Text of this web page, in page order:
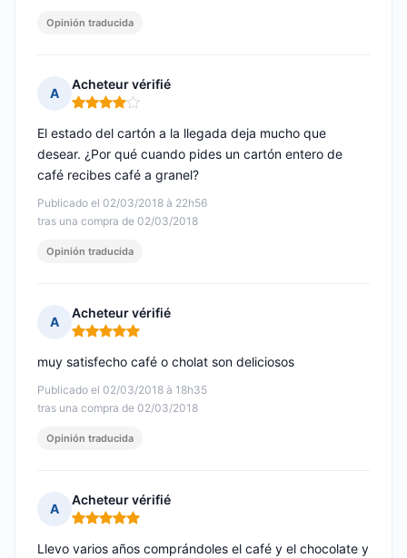
Opinión traducida
A
Acheteur vérifié
Nota: 4 de 5
Publicado el 02/03/2018 à 22h56
tras una compra de 02/03/2018
El estado del cartón a la llegada deja mucho que
desear. ¿Por qué cuando pides un cartón entero de
café recibes café a granel?
Opinión traducida
A
Acheteur vérifié
Nota: 5 de 5
Publicado el 02/03/2018 à 18h35
tras una compra de 02/03/2018
muy satisfecho café o cholat son deliciosos
Opinión traducida
A
Acheteur vérifié
Nota: 5 de 5
Llevo varios años comprándoles el café y el chocolate y